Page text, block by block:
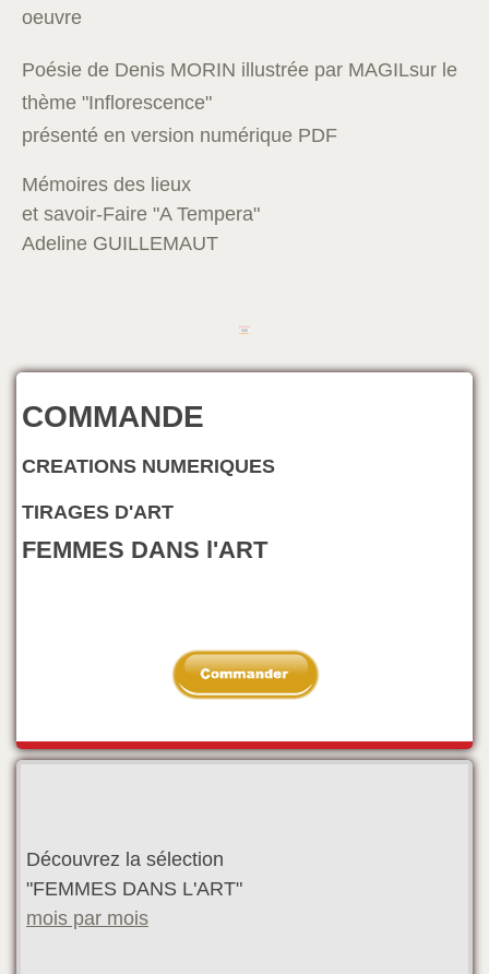
oeuvre
Poésie de Denis MORIN illustrée par MAGILsur le
thème "Inflorescence"
présenté en version numérique PDF
Mémoires des lieux
et savoir-Faire "A Tempera"
Adeline GUILLEMAUT
COMMANDE
CREATIONS NUMERIQUES
TIRAGES D'ART
FEMMES DANS l'ART
Découvrez la sélection
"FEMMES DANS L'ART"
mois par mois